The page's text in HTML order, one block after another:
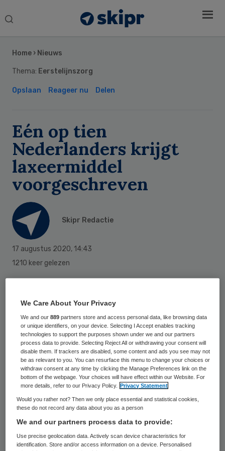
Search
Home › Nieuws
Thema: Eerstelijnszorg
Opslaan Reageer nu Delen
Eén op tien
Nederlanders krijgt
laxeermiddel
voorgeschreven
Skipr Redactie
17 augustus 2020, 14:43
1210 keer gelezen
verstrekten vorig jaar aan ruim 1,6 miljoen
mensen minimaal één keer een laxeermiddel
dat in het basispakket valt, zo blijkt uit
cijfers van de Stichting Farmaceutishce
Kengetallen (SFK). Dat komt neer op bijna 10
procent van de bevolking. In totaal ging het
daarbij om 4,3 miljoen verstrekkingen.
Van de 1,6 miljoen mensen aan wie
apotheken vorig jaar een laxeermiddel op
Sidebar
We Care About Your Privacy
We and our889 partners store and access personal data, like browsing data
or unique identifiers, on your device. Selecting I Accept enables tracking
technologies to support the purposes shown under we and our partners
process data to provide. Selecting Reject All or withdrawing your consent will
disable them. If trackers are disabled, some content and ads you see may not
be as relevant to you. You can resurface this menu to change your choices or
withdraw consent at any time by clicking the Manage Preferences link on the
bottom of the webpage. Your choices will have effect within our Website. For
more details, refer to our Privacy Policy.
Privacy Statement
Would you rather not? Then we only place essential and statistical cookies,
these do not record any data about you as a person
We and our partners process data to provide:
Use precise geolocation data. Actively scan device characteristics for
identification. Store and/or access information on a device. Personalised